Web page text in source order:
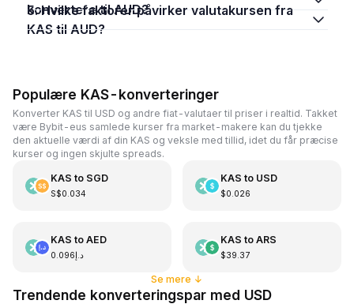
konvertere til AUD?
5. Hvilke faktorer påvirker valutakursen fra
KAS til AUD?
Populære KAS-konverteringer
Konverter KAS til USD og andre fiat-valutaer til priser i realtid. Takket
være Bybit-eus samlede kurser fra market-makere kan du tjekke
den aktuelle værdi af din KAS og veksle med tillid, idet du får præcise
kurser og ingen skjulte spreads.
KAS to SGD
S$0.034
KAS to USD
$0.026
KAS to AED
د.إ0.096
KAS to ARS
$39.37
Se mere ↓
Trendende konverteringspar med USD